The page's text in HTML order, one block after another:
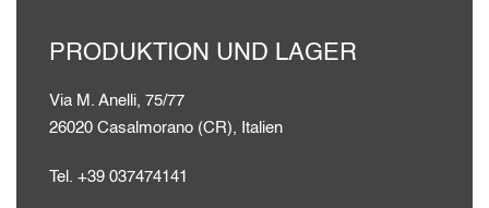
PRODUKTION UND LAGER
Via M. Anelli, 75/77
26020 Casalmorano (CR), Italien
Tel. +39 037474141